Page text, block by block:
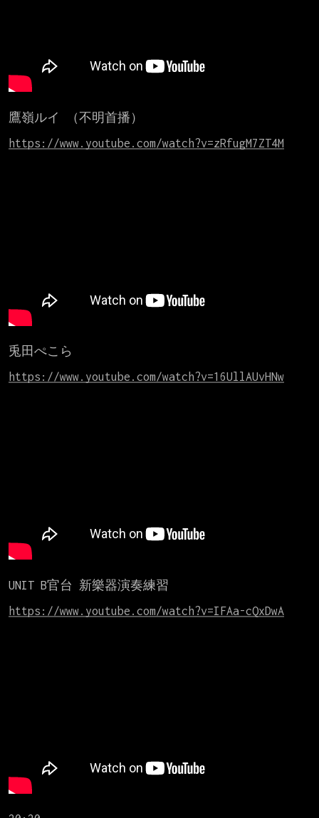
鷹嶺ルイ （不明首播）
https://www.youtube.com/watch?v=zRfugM7ZT4M
兎田ぺこら
https://www.youtube.com/watch?v=16UllAUvHNw
UNIT B官台 新樂器演奏練習
https://www.youtube.com/watch?v=IFAa-cQxDwA